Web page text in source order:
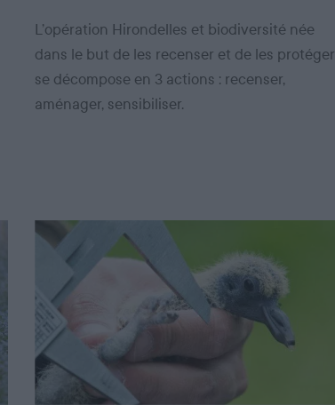
L’opération Hirondelles et biodiversité née
dans le but de les recenser et de les protéger
se décompose en 3 actions : recenser,
aménager, sensibiliser.